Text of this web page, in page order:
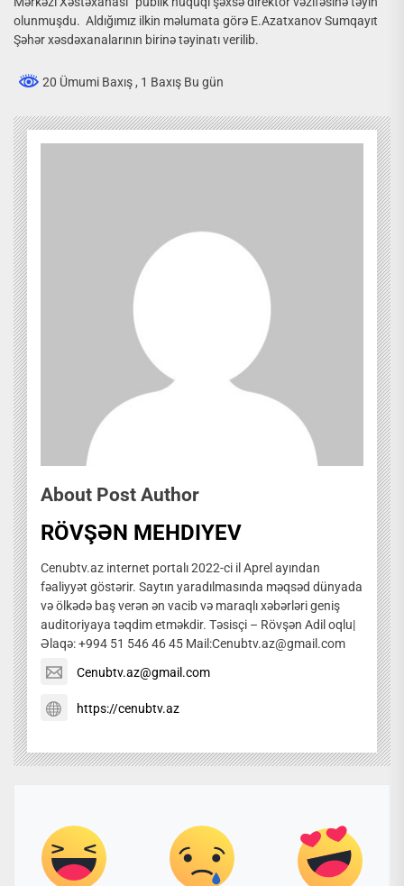
olunmuşdu. Aldığımız ilkin məlumata görə E.Azatxanov Sumqayıt
Şəhər xəsdəxanalarının birinə təyinatı verilib.
20 Ümumi Baxış , 1 Baxış Bu gün
About Post Author
RÖVŞƏN MEHDIYEV
Cenubtv.az internet portalı 2022-ci il Aprel ayından
fəaliyyət göstərir. Saytın yaradılmasında məqsəd dünyada
və ölkədə baş verən ən vacib və maraqlı xəbərləri geniş
auditoriyaya təqdim etməkdir. Təsisçi – Rövşən Adil oqlu|
Əlaqə: +994 51 546 46 45 Mail:Cenubtv.az@gmail.com
Cenubtv.az@gmail.com
https://cenubtv.az